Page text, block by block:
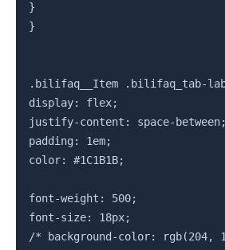
}
}
.bilifaq__Item .bilifaq_tab-
display: flex;
justify-content: space-between;
padding: 1em;
color: #1C1B1B;
font-weight: 500;
font-size: 18px;
/* background-color: rgb(204,